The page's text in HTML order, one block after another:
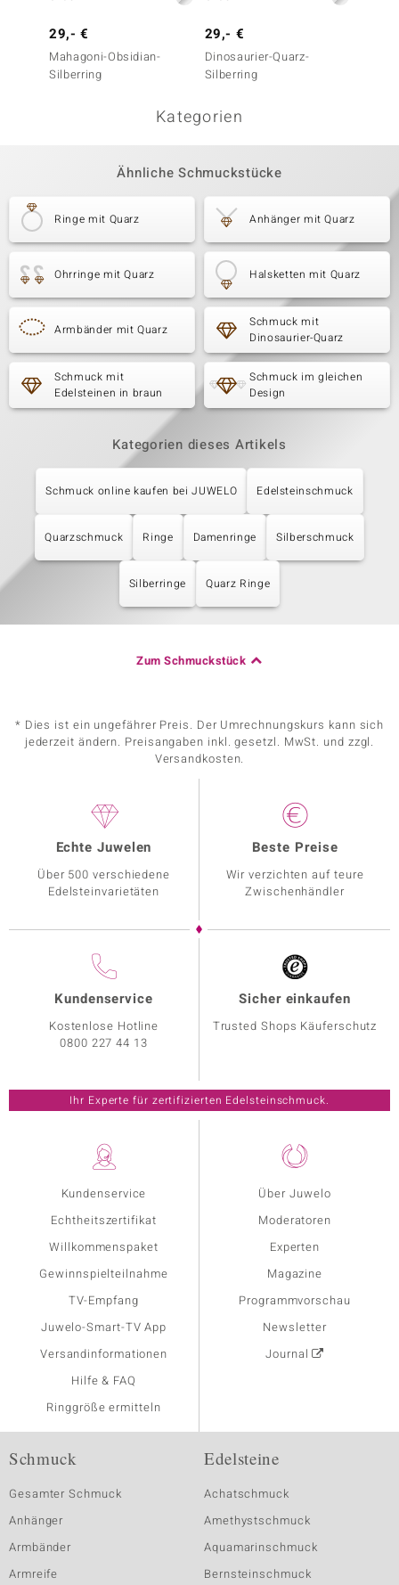
29,- €
Mahagoni-Obsidian-
Silberring
29,- €
Dinosaurier-Quarz-
Silberring
Kategorien
Ähnliche Schmuckstücke
Ringe mit Quarz Anhänger mit Quarz
Ohrringe mit Quarz Halsketten mit Quarz
Armbänder mit Quarz
Schmuck mit
Dinosaurier-Quarz
Schmuck mit
Edelsteinen in braun
Schmuck im gleichen
Design
Kategorien dieses Artikels
Schmuck online kaufen bei JUWELO Edelsteinschmuck
Quarzschmuck Ringe Damenringe Silberschmuck
Silberringe Quarz Ringe
Zum Schmuckstück
* Dies ist ein ungefährer Preis. Der Umrechnungskurs kann sich
jederzeit ändern. Preisangaben inkl. gesetzl. MwSt. und zzgl.
Versandkosten.
Kundenservice
Echtheitszertifikat
Willkommenspaket
Gewinnspielteilnahme
TV-Empfang
Juwelo-Smart-TV App
Versandinformationen
Hilfe & FAQ
Ringgröße ermitteln
Über Juwelo
Moderatoren
Experten
Magazine
Programmvorschau
Newsletter
Journal
Echte Juwelen
Über 500 verschiedene
Edelsteinvarietäten
Beste Preise
Wir verzichten auf teure
Zwischenhändler
Kundenservice
Kostenlose Hotline
0800 227 44 13
Sicher einkaufen
Trusted Shops Käuferschutz
Ihr Experte für zertifizierten Edelsteinschmuck.
Schmuck
Gesamter Schmuck
Anhänger
Armbänder
Armreife
Edelsteine
Achatschmuck
Amethystschmuck
Aquamarinschmuck
Bernsteinschmuck